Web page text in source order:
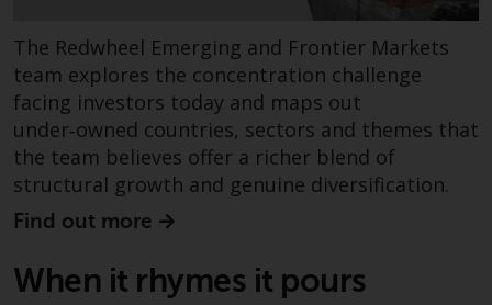
Datenschutz und Privatsphäre
Soweit Informationen, die Sie
bereitstellen oder die wir von
dieser Website erhalten,
darstellen, stimmen Sie deren
The Redwheel Emerging and Frontier Markets
team explores the concentration challenge
facing investors today and maps out
under‑owned countries, sectors and themes that
the team believes offer a richer blend of
structural growth and genuine diversification.
Find out more
When it rhymes it pours